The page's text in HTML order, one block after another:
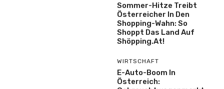
Sommer-Hitze Treibt
Österreicher In Den
Shopping-Wahn: So
Shoppt Das Land Auf
Shöpping.at!
WIRTSCHAFT
E-Auto-Boom In
Österreich: